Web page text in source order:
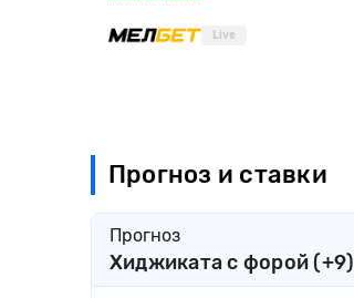
Live
Прогноз и ставки
Прогноз
Хиджиката с форой (+9)